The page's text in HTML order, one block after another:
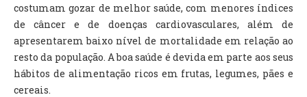
costumam gozar de melhor saúde, com menores índices
de câncer e de doenças cardiovasculares, além de
apresentarem baixo nível de mortalidade em relação ao
resto da população. A boa saúde é devida em parte aos seus
hábitos de alimentação ricos em frutas, legumes, pães e
cereais.